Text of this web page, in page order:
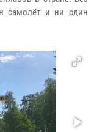
самолёт и ни один